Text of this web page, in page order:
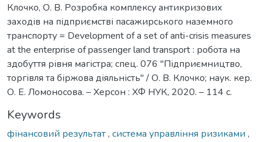
Клочко, О. В. Розробка комплексу антикризових
заходів на підприємстві пасажирського наземного
транспорту = Development of a set of anti-crisis measures
at the enterprise of passenger land transport : робота на
здобуття рівня магістра; спец. 076 "Підприємництво,
торгівля та біржова діяльність" / О. В. Клочко; наук. кер.
О. Е. Ломоносова. – Херсон : ХФ НУК, 2020. – 114 с.
Keywords
фінансовий результат, система управління ризиками ,